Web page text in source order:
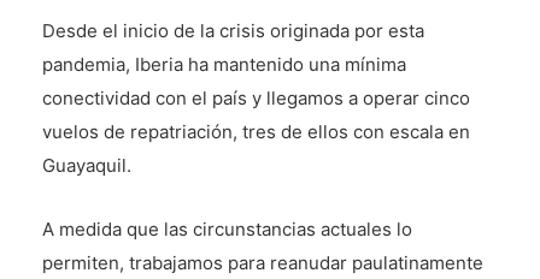
Desde el inicio de la crisis originada por esta
pandemia, Iberia ha mantenido una mínima
conectividad con el país y llegamos a operar cinco
vuelos de repatriación, tres de ellos con escala en
Guayaquil.
A medida que las circunstancias actuales lo
permiten, trabajamos para reanudar paulatinamente